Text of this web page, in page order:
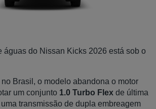
águas do Nissan Kicks 2026 está sob o
Brasil, o modelo abandona o motor
um conjunto 1.0 Turbo Flex de última
transmissão de dupla embreagem